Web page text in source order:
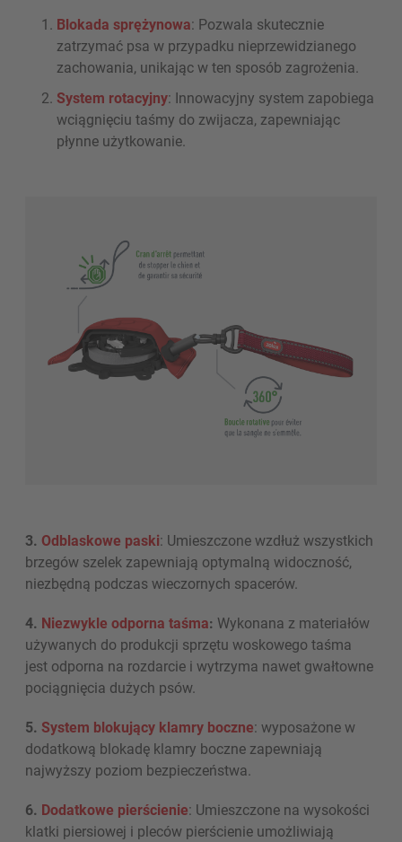
Blokada sprężynowa: Pozwala skutecznie
zatrzymać psa w przypadku nieprzewidzianego
zachowania, unikając w ten sposób zagrożenia.
System rotacyjny: Innowacyjny system zapobiega
wciągnięciu taśmy do zwijacza, zapewniając
płynne użytkowanie.
3. Odblaskowe paski: Umieszczone wzdłuż wszystkich
brzegów szelek zapewniają optymalną widoczność,
niezbędną podczas wieczornych spacerów.
4. Niezwykle odporna taśma: Wykonana z materiałów
używanych do produkcji sprzętu woskowego taśma
jest odporna na rozdarcie i wytrzyma nawet gwałtowne
pociągnięcia dużych psów.
5. System blokujący klamry boczne: wyposażone w
dodatkową blokadę klamry boczne zapewniają
najwyższy poziom bezpieczeństwa.
6. Dodatkowe pierścienie: Umieszczone na wysokości
klatki piersiowej i pleców pierścienie umożliwiają